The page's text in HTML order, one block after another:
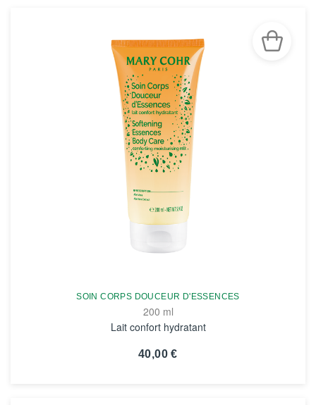
SOIN CORPS DOUCEUR D'ESSENCES
200 ml
Lait confort hydratant
40,00 €